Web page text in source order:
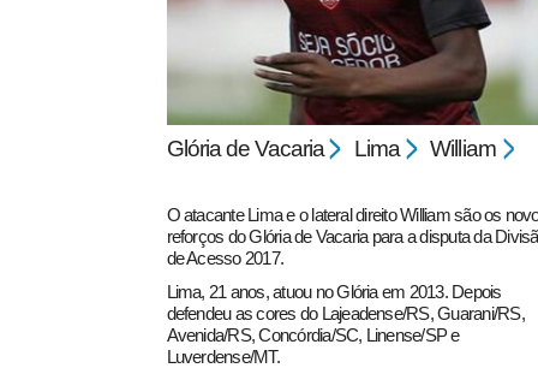
Glória de Vacaria Lima William
O atacante Lima e o lateral direito William são os
reforços do Glória de Vacaria para a disputa da
de Acesso 2017.
Lima, 21 anos, atuou no Glória em 2013. Depois
defendeu as cores do Lajeadense/RS, Guarani/RS,
Avenida/RS, Concórdia/SC, Linense/SP e
Luverdense/MT.